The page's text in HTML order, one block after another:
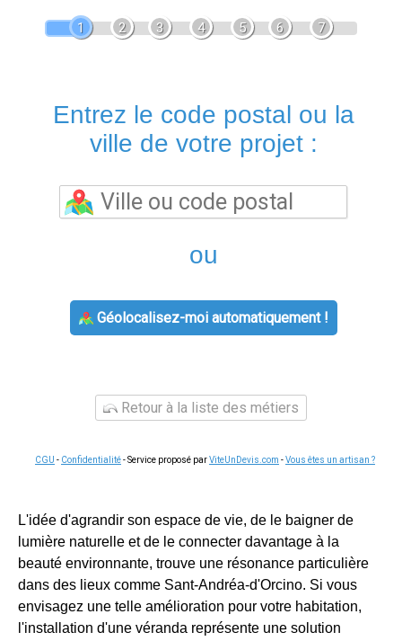
1 2 3 4 5 6 7
Entrez le code postal ou la
ville de votre projet :
ou
Géolocalisez-moi automatiquement !
Retour à la liste des métiers
CGU - Confidentialité- Service proposé parViteUnDevis.com -Vous êtes un artisan ?
L'idée d'agrandir son espace de vie, de le baigner de
lumière naturelle et de le connecter davantage à la
beauté environnante, trouve une résonance particulière
dans des lieux comme Sant-Andréa-d'Orcino. Si vous
envisagez une telle amélioration pour votre habitation,
l'installation d'une véranda représente une solution